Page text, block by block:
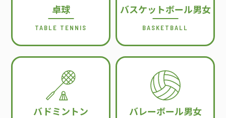
卓球
TABLE TENNIS
バスケットボール男女
BASKETBALL
バドミントン バレーボール男女